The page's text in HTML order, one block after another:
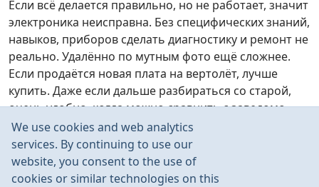
Если всё делается правильно, но не работает, значит
электроника неисправна. Без специфических знаний,
навыков, приборов сделать диагностику и ремонт не
реально. Удалённо по мутным фото ещё сложнее.
Если продаётся новая плата на вертолёт, лучше
купить. Даже если дальше разбираться со старой,
очень удобно, когда можно сравнить с заведомо
исправной.
Ещё может быть проблема в пульте.
Из того, что можно исправить, бывает, что кабель к
антенне ломается или отпаивается, надо проверить.
We use cookies and web analytics
services. By continuing to use our
website, you consent to the use of
cookies or similar technologies on this